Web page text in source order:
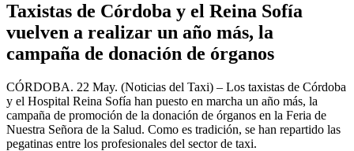
Taxistas de Córdoba y el Reina Sofía
vuelven a realizar un año más, la
campaña de donación de órganos
CÓRDOBA. 22 May. (Noticias del Taxi) – Los taxistas de Córdoba
y el Hospital Reina Sofía han puesto en marcha un año más, la
campaña de promoción de la donación de órganos en la Feria de
Nuestra Señora de la Salud. Como es tradición, se han repartido las
pegatinas entre los profesionales del sector de taxi.